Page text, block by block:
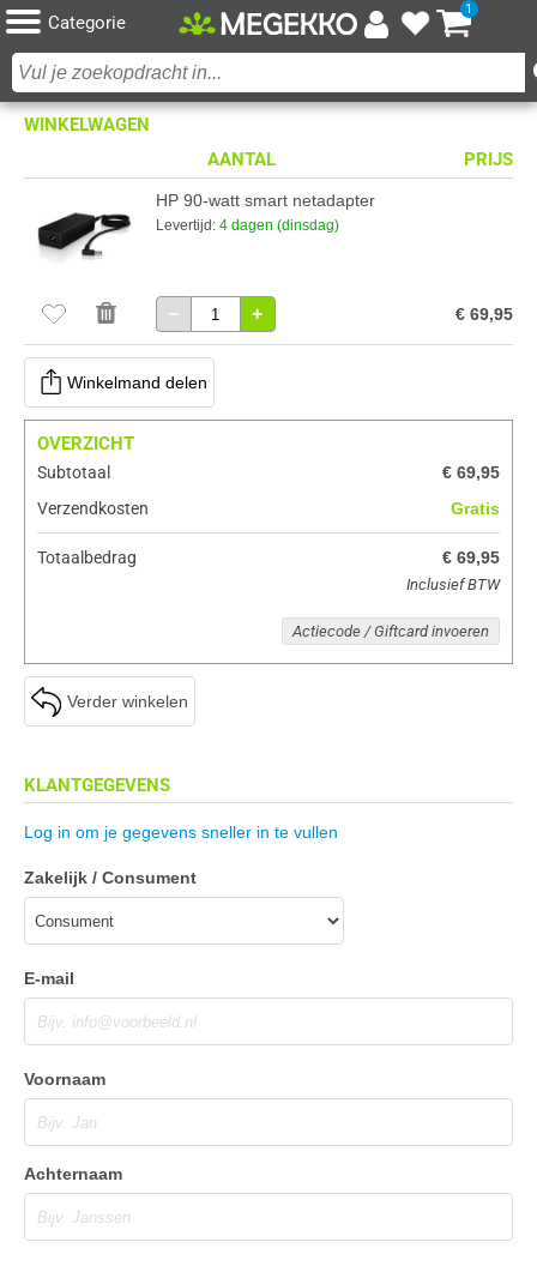
Categorie
1
WINKELWAGEN
AANTAL
PRIJS
HP 90-watt smart netadapter
Levertijd: 4 dagen (dinsdag)
− + € 69,95
Winkelmand delen
Verder winkelen
OVERZICHT
Subtotaal
€ 69,95
Verzendkosten
Gratis
Totaalbedrag € 69,95
Inclusief BTW
Actiecode / Giftcard invoeren
KLANTGEGEVENS
Log in om je gegevens sneller in te vullen
Zakelijk / Consument
E-mail
Voornaam
Achternaam